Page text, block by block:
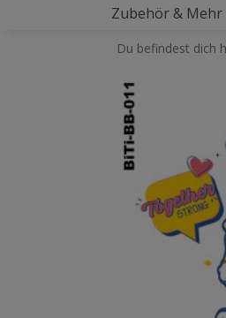
Zubehör & Mehr
Du befindest dich